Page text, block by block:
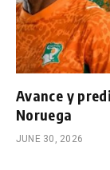
Avance y
Noruega
JUNE 30, 2026